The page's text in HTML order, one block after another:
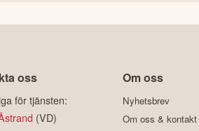
oss
för tjänsten:
(VD)
Om oss
Nyhetsbrev
Om oss & kontakt